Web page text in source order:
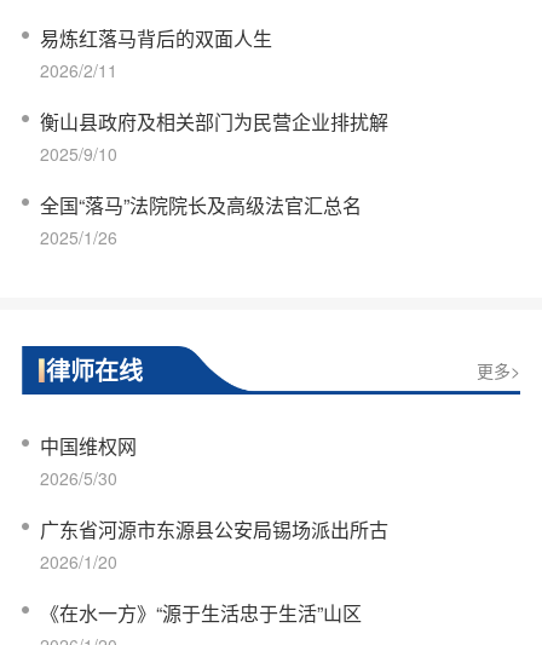
易炼红落马背后的双面人生
2026/2/11
衡山县政府及相关部门为民营企业排扰解
2025/9/10
全国“落马”法院院长及高级法官汇总名
2025/1/26
律师在线 更多>
中国维权网
2026/5/30
广东省河源市东源县公安局锡场派出所古
2026/1/20
《在水一方》“源于生活忠于生活”山区